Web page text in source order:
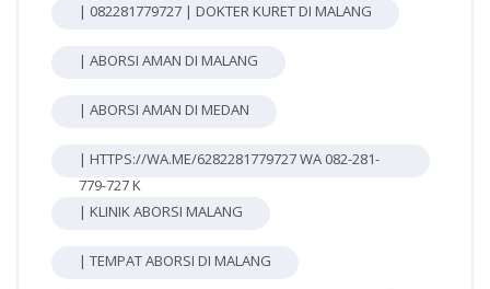
| 082281779727 | DOKTER KURET DI MALANG
| ABORSI AMAN DI MALANG
| ABORSI AMAN DI MEDAN
| HTTPS://WA.ME/6282281779727 WA 082-281-
779-727 K
| KLINIK ABORSI MALANG
| TEMPAT ABORSI DI MALANG